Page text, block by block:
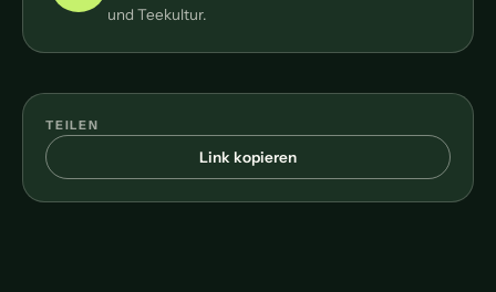
und Teekultur.
TEILEN
Link kopieren